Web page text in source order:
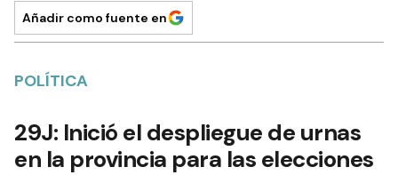
Añadir como fuente en
POLÍTICA
29J: Inició el despliegue de urnas
en la provincia para las elecciones